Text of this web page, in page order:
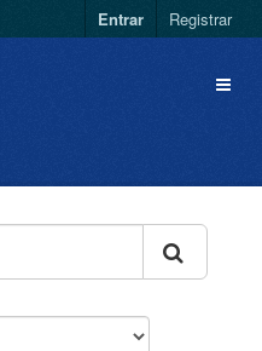
Entrar Registrar